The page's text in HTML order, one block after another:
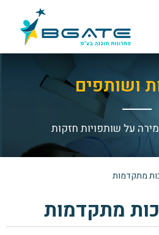
ושותפים
על שותפויות חזקות
מתקדמות
מתקדמות